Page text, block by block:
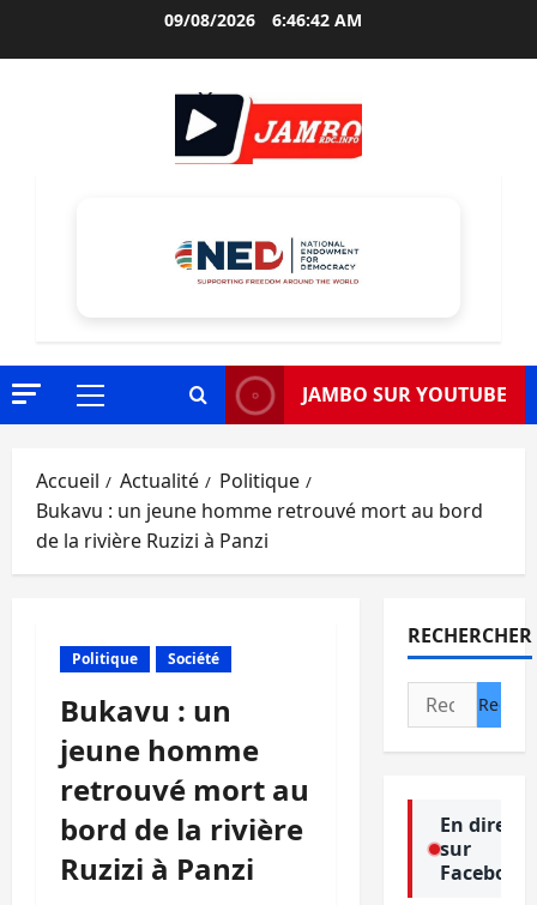
09/08/2026 6:46:43 AM
Menu
JAMBO SUR YOUTUBE
Accueil Actualité
Politique
Bukavu : un jeune homme retrouvé mort au bord
de la rivière Ruzizi à Panzi
Politique Société
Bukavu : un
jeune homme
retrouvé mort au
bord de la rivière
Ruzizi à Panzi
RECHERCHER
Rechercher :
En direct
sur
Facebook